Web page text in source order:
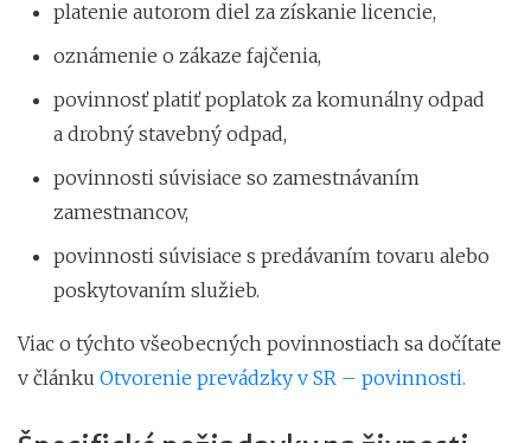
platenie autorom diel za získanie licencie,
oznámenie o zákaze fajčenia,
povinnosť platiť poplatok za komunálny odpad
a drobný stavebný odpad,
povinnosti súvisiace so zamestnávaním
zamestnancov,
povinnosti súvisiace s predávaním tovaru alebo
poskytovaním služieb.
Viac o týchto všeobecných povinnostiach sa dočítate
v článku Otvorenie prevádzky v SR – povinnosti.